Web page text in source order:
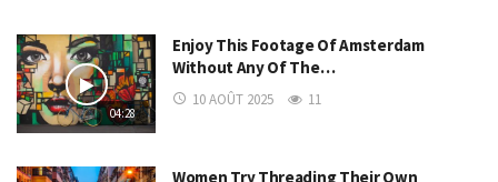
04:28
Enjoy This Footage Of Amsterdam
Without Any Of The…
10 AOÛT 2025 11
Women Try Threading Their Own